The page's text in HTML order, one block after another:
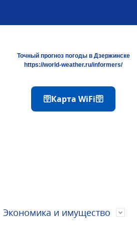
Точный прогноз погоды в Дзержинске
https://world-weather.ru/informers/
🛜Карта WiFi🛜
Экономика и имущество